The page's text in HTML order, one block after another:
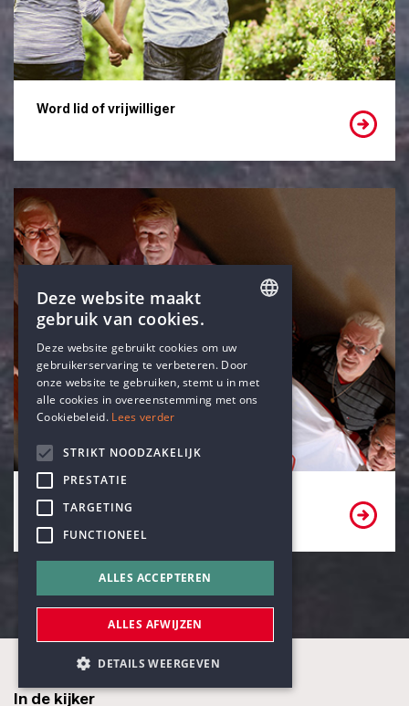
Word lid of vrijwilliger
Bekijk onze partners
In de kijker
DUTCH
Deze website maakt
gebruik van cookies.
Deze website gebruikt cookies om uw
gebruikerservaring te verbeteren. Door
onze website te gebruiken, stemt u in met
alle cookies in overeenstemming met ons
Cookiebeleid. Lees verder
STRIKT NOODZAKELIJK
PRESTATIE
TARGETING
FUNCTIONEEL
ALLES ACCEPTEREN
ALLES AFWIJZEN
DETAILS WEERGEVEN